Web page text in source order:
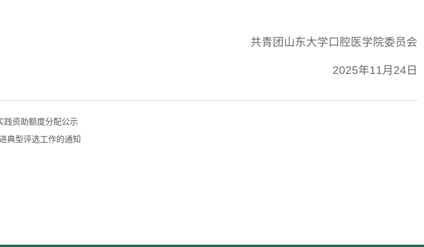
共青团山东大学口腔医学院委员会
2025年11月24日
践资助额度分配公示
典型评选工作的通知